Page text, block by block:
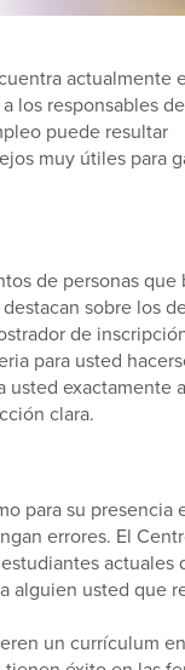
actualmente
los responsables de
puede resultar
muy útiles para
de personas que
sobre los
de
para usted
usted exactamente
clara.
para su presencia
errores. El
actuales
alguien usted que
un currículum